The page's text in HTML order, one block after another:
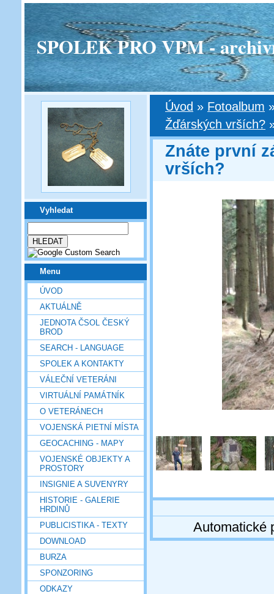
SPOLEK PRO VPM -
Vyhledat
Menu
ÚVOD
AKTUÁLNĚ
JEDNOTA ČSOL ČESKÝ
BROD
SEARCH - LANGUAGE
SPOLEK A KONTAKTY
VÁLEČNÍ VETERÁNI
VIRTUÁLNÍ PAMÁTNÍK
O VETERÁNECH
VOJENSKÁ PIETNÍ MÍSTA
GEOCACHING - MAPY
VOJENSKÉ OBJEKTY A
PROSTORY
INSIGNIE A SUVENYRY
HISTORIE - GALERIE
HRDINŮ
PUBLICISTIKA - TEXTY
DOWNLOAD
BURZA
SPONZORING
ODKAZY
Úvod » Fotoalbum
Žďárských vrších?
Znáte první
vrších?
Automatické